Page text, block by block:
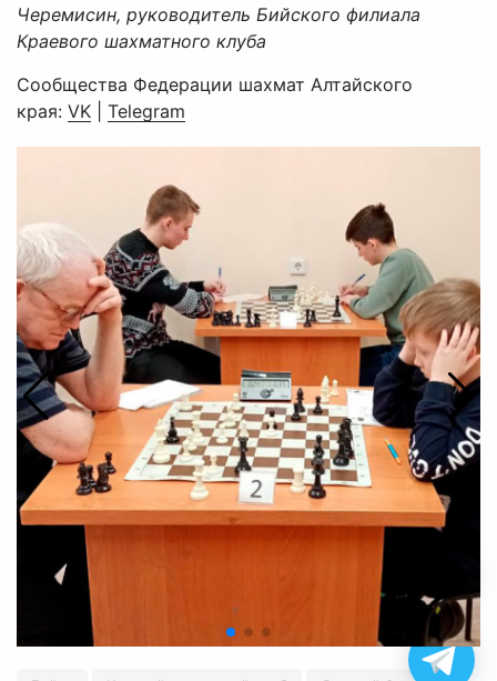
Черемисин, руководитель Бийского филиала
Краевого шахматного клуба
Сообщества Федерации шахмат Алтайского
края: VK Telegram